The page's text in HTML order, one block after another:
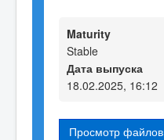
Maturity
Stable
Дата выпуска
18.02.2025, 16:12
Просмотр файлов